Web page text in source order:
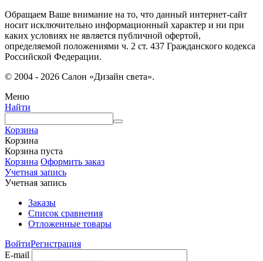
Обращаем Ваше внимание на то, что данный интернет-сайт
носит исключительно информационный характер и ни при
каких условиях не является публичной офертой,
определяемой положениями ч. 2 ст. 437 Гражданского кодекса
Российской Федерации.
© 2004 - 2026 Салон «Дизайн света».
Меню
Найти
Корзина
Корзина
Корзина пуста
Корзина Оформить заказ
Учетная запись
Учетная запись
Заказы
Список сравнения
Отложенные товары
ВойтиРегистрация
E-mail